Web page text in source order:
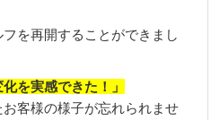
を再開することができまし
を実感できた！」
客様の様子が忘れられませ